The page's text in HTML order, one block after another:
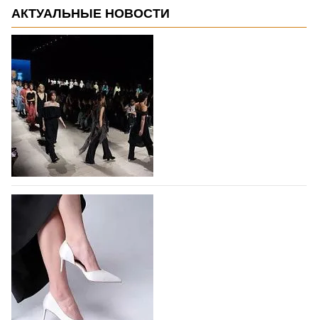
АКТУАЛЬНЫЕ НОВОСТИ
На участие в Московской неделе моды
подано 1047 заявок
На участие в седьмой Московской неделе моды,
которая пройдет в российской столице с 26 сентября
по 1 октября, уже подано 1047 заявок. Примерно
половину из них (494) прислали дизайнеры,